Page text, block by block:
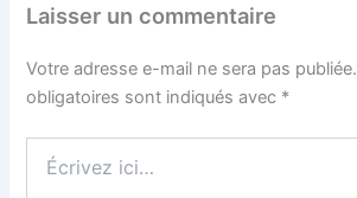
Laisser un commentaire
Votre adresse e-mail ne sera pas publiée.
obligatoires sont indiqués avec *
ici…